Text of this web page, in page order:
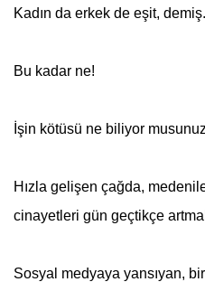
Kadın da erkek de eşit, demiş.
Bu kadar ne!
İşin kötüsü ne biliyor
Hızla gelişen çağda,
cinayetleri gün geçtikçe
Sosyal medyaya yansıyan,